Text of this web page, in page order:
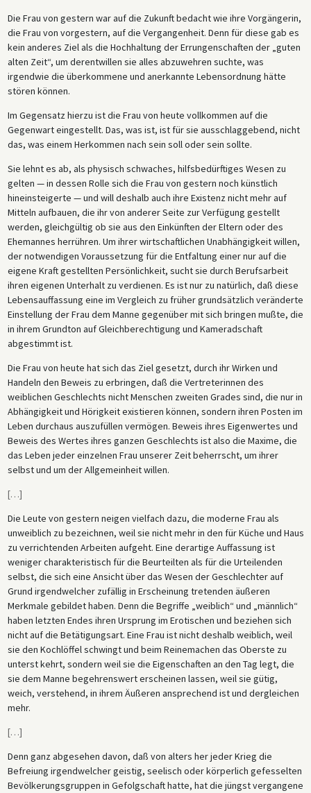
Die Frau von gestern war auf die Zukunft bedacht wie ihre Vorgängerin,
die Frau von vorgestern, auf die Vergangenheit. Denn für diese gab es
kein anderes Ziel als die Hochhaltung der Errungenschaften der „guten
alten Zeit“, um derentwillen sie alles abzuwehren suchte, was
irgendwie die überkommene und anerkannte Lebensordnung hätte
stören können.
Im Gegensatz hierzu ist die Frau von heute vollkommen auf die
Gegenwart eingestellt. Das, was ist, ist für sie ausschlaggebend, nicht
das, was einem Herkommen nach sein soll oder sein sollte.
Sie lehnt es ab, als physisch schwaches, hilfsbedürftiges Wesen zu
gelten — in dessen Rolle sich die Frau von gestern noch künstlich
hineinsteigerte — und will deshalb auch ihre Existenz nicht mehr auf
Mitteln aufbauen, die ihr von anderer Seite zur Verfügung gestellt
werden, gleichgültig ob sie aus den Einkünften der Eltern oder des
Ehemannes herrühren. Um ihrer wirtschaftlichen Unabhängigkeit willen,
der notwendigen Voraussetzung für die Entfaltung einer nur auf die
eigene Kraft gestellten Persönlichkeit, sucht sie durch Berufsarbeit
ihren eigenen Unterhalt zu verdienen. Es ist nur zu natürlich, daß diese
Lebensauffassung eine im Vergleich zu früher grundsätzlich veränderte
Einstellung der Frau dem Manne gegenüber mit sich bringen mußte, die
in ihrem Grundton auf Gleichberechtigung und Kameradschaft
abgestimmt ist.
Die Frau von heute hat sich das Ziel gesetzt, durch ihr Wirken und
Handeln den Beweis zu erbringen, daß die Vertreterinnen des
weiblichen Geschlechts nicht Menschen zweiten Grades sind, die nur in
Abhängigkeit und Hörigkeit existieren können, sondern ihren Posten im
Leben durchaus auszufüllen vermögen. Beweis ihres Eigenwertes und
Beweis des Wertes ihres ganzen Geschlechts ist also die Maxime, die
das Leben jeder einzelnen Frau unserer Zeit beherrscht, um ihrer
selbst und um der Allgemeinheit willen.
[…]
Die Leute von gestern neigen vielfach dazu, die moderne Frau als
unweiblich zu bezeichnen, weil sie nicht mehr in den für Küche und Haus
zu verrichtenden Arbeiten aufgeht. Eine derartige Auffassung ist
weniger charakteristisch für die Beurteilten als für die Urteilenden
selbst, die sich eine Ansicht über das Wesen der Geschlechter auf
Grund irgendwelcher zufällig in Erscheinung tretenden äußeren
Merkmale gebildet haben. Denn die Begriffe „weiblich“ und „männlich“
haben letzten Endes ihren Ursprung im Erotischen und beziehen sich
nicht auf die Betätigungsart. Eine Frau ist nicht deshalb weiblich, weil
sie den Kochlöffel schwingt und beim Reinemachen das Oberste zu
unterst kehrt, sondern weil sie die Eigenschaften an den Tag legt, die
sie dem Manne begehrenswert erscheinen lassen, weil sie gütig,
weich, verstehend, in ihrem Äußeren ansprechend ist und dergleichen
mehr.
[…]
Denn ganz abgesehen davon, daß von alters her jeder Krieg die
Befreiung irgendwelcher geistig, seelisch oder körperlich gefesselten
Bevölkerungsgruppen in Gefolgschaft hatte, hat die jüngst vergangene